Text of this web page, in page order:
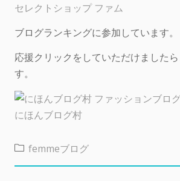
セレクトショップ ファム
ブログランキングに参加しています。
応援クリックをしていただけました
す。
にほんブログ村
femmeブログ